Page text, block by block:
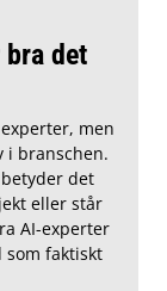
det
men
i branschen.
det
eller står
AI-experter
som faktiskt